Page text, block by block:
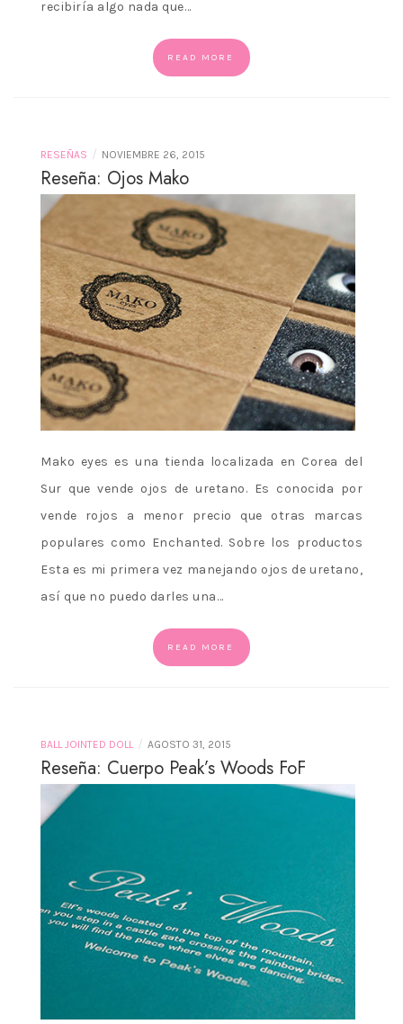
recibiría algo nada que…
READ MORE
RESEÑAS / NOVIEMBRE 26, 2015
Reseña: Ojos Mako
Mako eyes es una tienda localizada en Corea del
Sur que vende ojos de uretano. Es conocida por
vende rojos a menor precio que otras marcas
populares como Enchanted. Sobre los productos
Esta es mi primera vez manejando ojos de uretano,
así que no puedo darles una…
READ MORE
BALL JOINTED DOLL / AGOSTO 31, 2015
Reseña: Cuerpo Peak’s Woods FoF